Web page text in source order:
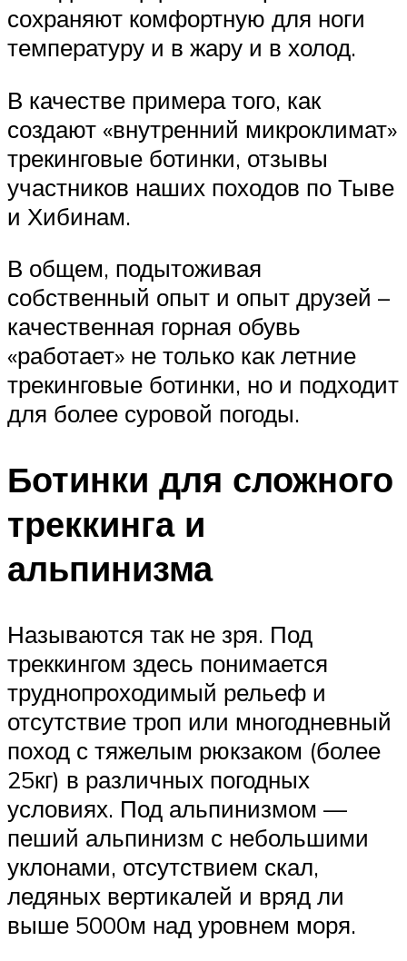
сохраняют комфортную для ноги
температуру и в жару и в холод.
В качестве примера того, как
создают «внутренний микроклимат»
трекинговые ботинки, отзывы
участников наших походов по Тыве
и Хибинам.
В общем, подытоживая
собственный опыт и опыт друзей –
качественная горная обувь
«работает» не только как летние
трекинговые ботинки, но и подходит
для более суровой погоды.
Ботинки для сложного
треккинга и
альпинизма
Называются так не зря. Под
треккингом здесь понимается
труднопроходимый рельеф и
отсутствие троп или многодневный
поход с тяжелым рюкзаком (более
25кг) в различных погодных
условиях. Под альпинизмом —
пеший альпинизм с небольшими
уклонами, отсутствием скал,
ледяных вертикалей и вряд ли
выше 5000м над уровнем моря.